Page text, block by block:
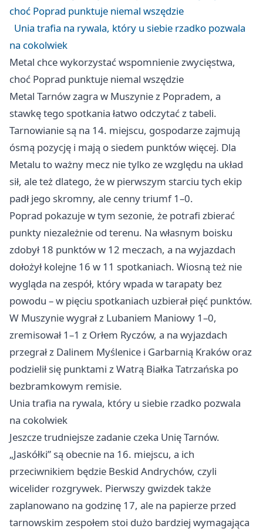
choć Poprad punktuje niemal wszędzie
Unia trafia na rywala, który u siebie rzadko pozwala
na cokolwiek
Metal chce wykorzystać wspomnienie zwycięstwa,
choć Poprad punktuje niemal wszędzie
Metal Tarnów zagra w Muszynie z Popradem, a
stawkę tego spotkania łatwo odczytać z tabeli.
Tarnowianie są na 14. miejscu, gospodarze zajmują
ósmą pozycję i mają o siedem punktów więcej. Dla
Metalu to ważny mecz nie tylko ze względu na układ
sił, ale też dlatego, że w pierwszym starciu tych ekip
padł jego skromny, ale cenny triumf 1–0.
Poprad pokazuje w tym sezonie, że potrafi zbierać
punkty niezależnie od terenu. Na własnym boisku
zdobył 18 punktów w 12 meczach, a na wyjazdach
dołożył kolejne 16 w 11 spotkaniach. Wiosną też nie
wygląda na zespół, który wpada w tarapaty bez
powodu – w pięciu spotkaniach uzbierał pięć punktów.
W Muszynie wygrał z Lubaniem Maniowy 1–0,
zremisował 1–1 z Orłem Ryczów, a na wyjazdach
przegrał z Dalinem Myślenice i Garbarnią Kraków oraz
podzielił się punktami z Watrą Białka Tatrzańska po
bezbramkowym remisie.
Unia trafia na rywala, który u siebie rzadko pozwala
na cokolwiek
Jeszcze trudniejsze zadanie czeka Unię Tarnów.
„Jaskółki” są obecnie na 16. miejscu, a ich
przeciwnikiem będzie Beskid Andrychów, czyli
wicelider rozgrywek. Pierwszy gwizdek także
zaplanowano na godzinę 17, ale na papierze przed
tarnowskim zespołem stoi dużo bardziej wymagająca